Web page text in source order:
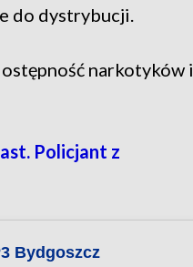
do dystrybucji.
narkotyków i
Policjant z
Bydgoszcz